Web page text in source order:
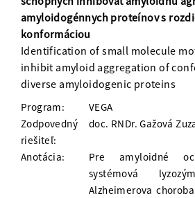
amyloidogénnych proteínov s
konformáciou
Identification of small molecule
inhibit amyloid aggregation of
diverse amyloidogenic proteins
Program:
VEGA
Zodpovedný
riešiteľ:
doc. RNDr. Gažová
Anotácia:
Pre amyloidné
systémová
Alzheimerova